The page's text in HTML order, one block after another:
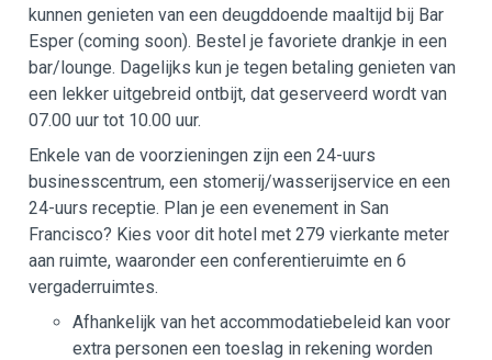
kunnen genieten van een deugddoende maaltijd bij Bar
Esper (coming soon). Bestel je favoriete drankje in een
bar/lounge. Dagelijks kun je tegen betaling genieten van
een lekker uitgebreid ontbijt, dat geserveerd wordt van
07.00 uur tot 10.00 uur.
Enkele van de voorzieningen zijn een 24-uurs
businesscentrum, een stomerij/wasserijservice en een
24-uurs receptie. Plan je een evenement in San
Francisco? Kies voor dit hotel met 279 vierkante meter
aan ruimte, waaronder een conferentieruimte en 6
vergaderruimtes.
Afhankelijk van het accommodatiebeleid kan voor
extra personen een toeslag in rekening worden